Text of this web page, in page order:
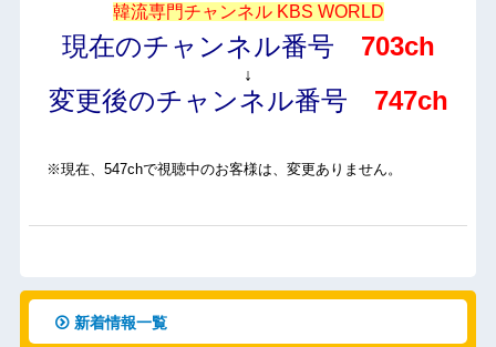
韓流専門チャンネル KBS WORLD
現在のチャンネル番号 703ch
↓
変更後のチャンネル番号 747ch
※現在、547chで視聴中のお客様は、変更ありません。
新着情報一覧